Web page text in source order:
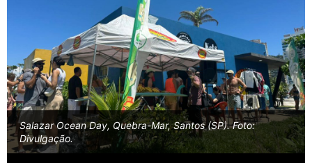
Salazar Ocean Day, Quebra-Mar, Santos (SP). Foto:
Divulgação.